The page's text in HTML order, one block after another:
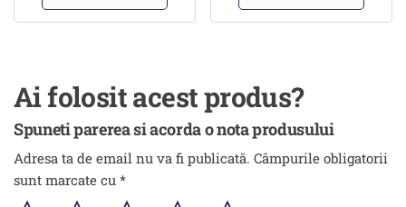
Ai folosit acest produs?
Spuneti parerea si acorda o nota produsului
Adresa ta de email nu va fi publicată. Câmpurile obligatorii
sunt marcate cu *